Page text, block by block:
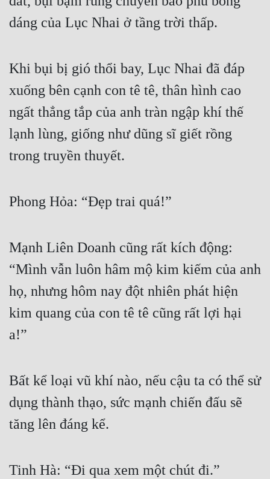
dáng của Lục Nhai ở tầng trời thấp.
Khi bụi bị gió thổi bay, Lục Nhai đã đáp
xuống bên cạnh con tê tê, thân hình cao
ngất thẳng tắp của anh tràn ngập khí thế
lạnh lùng, giống như dũng sĩ giết rồng
trong truyền thuyết.
Phong Hỏa: “Đẹp trai quá!”
Mạnh Liên Doanh cũng rất kích động:
“Mình vẫn luôn hâm mộ kim kiếm của anh
họ, nhưng hôm nay đột nhiên phát hiện
kim quang của con tê tê cũng rất lợi hại
a!”
Bất kể loại vũ khí nào, nếu cậu ta có thể sử
dụng thành thạo, sức mạnh chiến đấu sẽ
tăng lên đáng kể.
Tinh Hà: “Đi qua xem một chút đi.”